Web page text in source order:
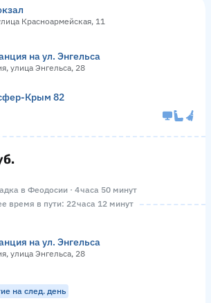
Красноармейская, 11
на ул. Энгельса
улица Энгельса, 28
Крым 82
в Феодосии · 4 часа 50 минут
время в пути: 22 часа 12 минут
на ул. Энгельса
улица Энгельса, 28
на след. день